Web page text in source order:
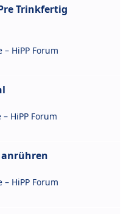
Trinkfertig
– HiPP Forum
– HiPP Forum
– HiPP Forum